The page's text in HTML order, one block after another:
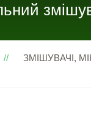
ЗМІШУВАЧІ,